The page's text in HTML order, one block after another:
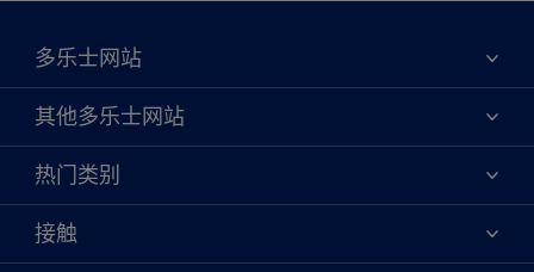
多乐士网站
关于我们
联系我们
查找店铺
其他多乐士网站
焕新服务
多乐士专业
天猫官方旗舰店
热门类别
颜色
产品
接触